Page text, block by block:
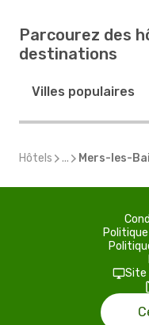
Parcourez des
destinations
Villes populaires
Hôtels ... Mers-les-
Site